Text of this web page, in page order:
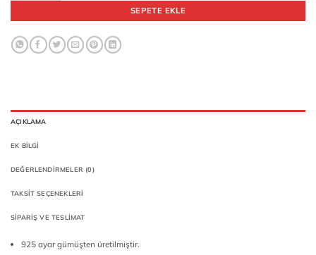
SEPETE EKLE
AÇIKLAMA
EK BILGI
DEĞERLENDIRMELER (0)
TAKSIT SEÇENEKLERI
SIPARIŞ VE TESLIMAT
925 ayar gümüşten üretilmiştir.